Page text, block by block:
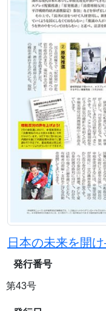
日本の未来を開
発行番号
第43号